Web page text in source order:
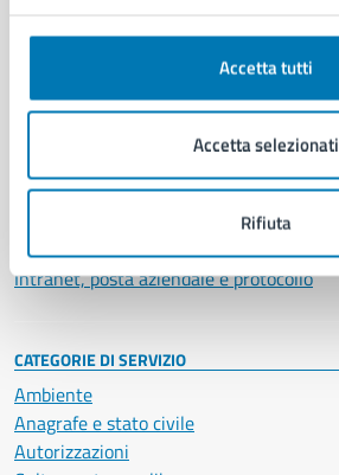
Accetta tutti
Accetta selezionati
Rifiuta
Municipalità
Politici
Documenti e dati
Intranet, posta aziendale e protocollo
CATEGORIE DI SERVIZIO
Ambiente
Anagrafe e stato civile
Autorizzazioni